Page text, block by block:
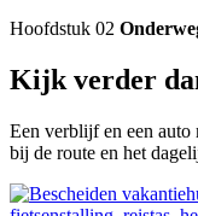
Hoofdstuk 02
Kijk verder
Een verblijf en een auto
bij de route en het